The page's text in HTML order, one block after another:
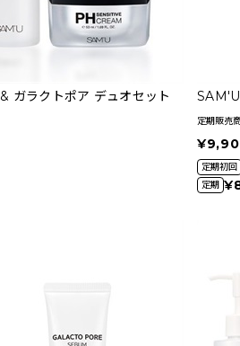
ガラクトポア デュオセット
定期販売
定期初回
定期